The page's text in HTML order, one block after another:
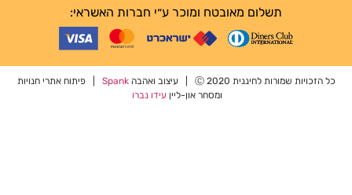
תשלום מאובטח ומוכר ע״י חברות האשראי:
כל הזכויות שמורות לחיננית 2020 Ⓒ | עיצוב ואהבה Spank| פיתוח אתרי חנויות
ומסחר און-ליין עידו נברו